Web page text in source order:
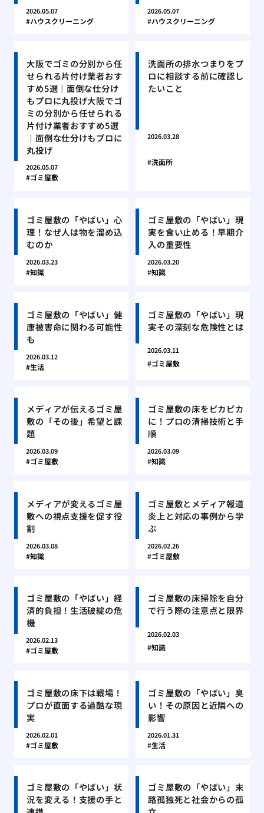
2026.05.07
ハウスクリーニング
2026.05.07
ハウスクリーニング
大阪でゴミの分別から任
せられる片付け業者おす
すめ5選｜面倒な仕分け
もプロに丸投げ大阪でゴ
ミの分別から任せられる
片付け業者おすすめ5選
｜面倒な仕分けもプロに
丸投げ
2026.05.07
ゴミ屋敷
洗面所の排水つまりをプ
ロに相談する前に確認し
たいこと
2026.03.28
洗面所
ゴミ屋敷の「やばい」心
理！なぜ人は物を溜め込
むのか
2026.03.23
知識
ゴミ屋敷の「やばい」現
実を食い止める！早期介
入の重要性
2026.03.20
知識
ゴミ屋敷の「やばい」健
康被害命に関わる可能性
も
2026.03.12
生活
ゴミ屋敷の「やばい」現
実その深刻な危険性とは
2026.03.11
ゴミ屋敷
メディアが伝えるゴミ屋
敷の「その後」希望と課
題
2026.03.09
ゴミ屋敷
ゴミ屋敷の床をピカピカ
に！プロの清掃技術と手
順
2026.03.09
知識
メディアが変えるゴミ屋
敷への視点支援を促す役
割
2026.03.08
知識
ゴミ屋敷とメディア報道
炎上と対応の事例から学
ぶ
2026.02.26
ゴミ屋敷
ゴミ屋敷の「やばい」経
済的負担！生活破綻の危
機
2026.02.13
ゴミ屋敷
ゴミ屋敷の床掃除を自分
で行う際の注意点と限界
2026.02.03
知識
ゴミ屋敷の床下は戦場！
プロが直面する過酷な現
実
2026.02.01
ゴミ屋敷
ゴミ屋敷の「やばい」臭
い！その原因と近隣への
影響
2026.01.31
生活
ゴミ屋敷の「やばい」状
況を変える！支援の手と
ゴミ屋敷の「やばい」末
路孤独死と社会からの孤